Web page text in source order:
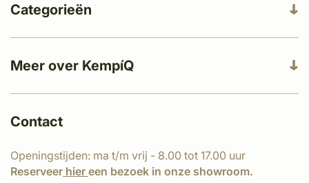
Meer over KempíQ
Categorieën
Contact
Openingstijden: ma t/m vrij - 8.00 tot 17.00 uur
Reserveer hier een bezoek in onze showroom.